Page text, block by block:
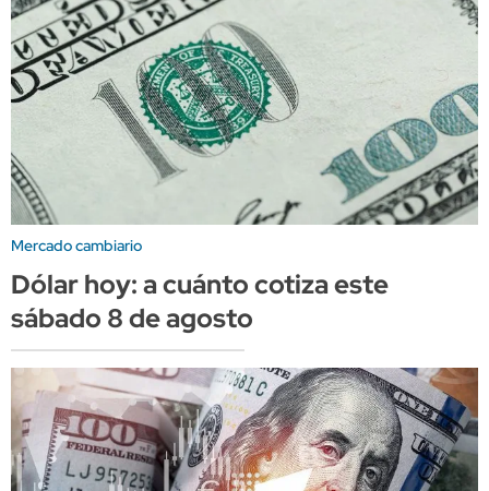
Mercado cambiario
Dólar hoy: a cuánto cotiza este
sábado 8 de agosto